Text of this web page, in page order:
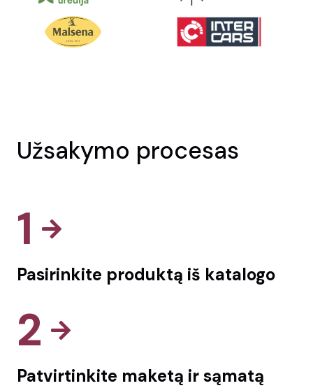
Užsakymo procesas
1
Pasirinkite produktą iš katalogo
2
Patvirtinkite maketą ir sąmatą